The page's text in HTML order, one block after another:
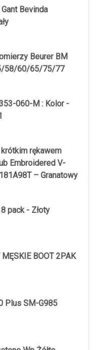
Bevinda
Beurer BM
58/60/65/75/77
060-M : Kolor -
rękawem
Embroidered V-
– Granatowy
pack - Złoty
BOOT 2PAK
Plus SM-G985